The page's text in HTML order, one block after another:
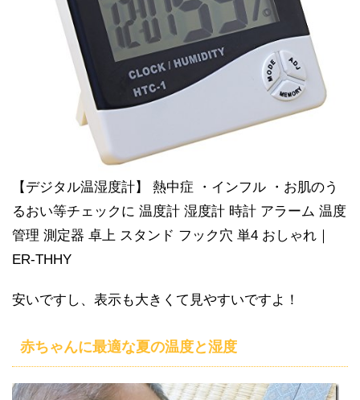
【デジタル温湿度計】 熱中症 ・インフル ・お肌のう
るおい等チェックに 温度計 湿度計 時計 アラーム 温度
管理 測定器 卓上 スタンド フック穴 単4 おしゃれ｜
ER-THHY
安いですし、表示も大きくて見やすいですよ！
赤ちゃんに最適な夏の温度と湿度